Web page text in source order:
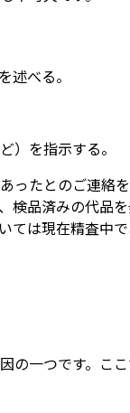
述べる。
）を指示する。
ったとのご連
検品済みの代品
ては現在精査中
の一つです。こ